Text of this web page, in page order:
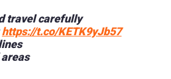
travel carefully
https://t.co/KETK9yJb57